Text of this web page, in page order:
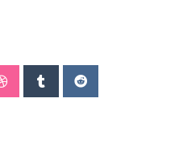
StumbleUpon
TumblrReddit